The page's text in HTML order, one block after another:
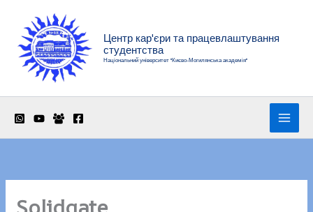
вмісту
Центр кар'єри та працевлаштування
студентства
Національний університет "Києво-Могилянська академія"